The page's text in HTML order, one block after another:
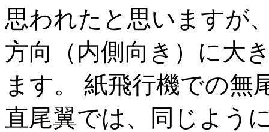
思われたと思いますが
方向（内側向き）に大
ます。 紙飛行機での無
直尾翼では、同じよう